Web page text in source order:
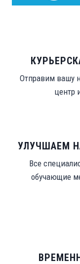
Отправим вашу
центр
УЛУЧШАЕМ
Все
обучающие